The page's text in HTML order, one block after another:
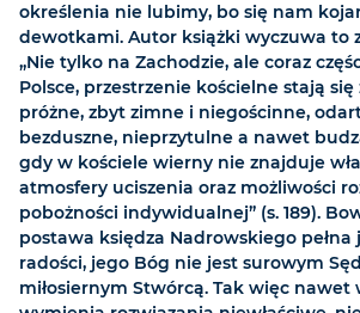
określenia nie lubimy, bo się nam
dewotkami. Autor książki wyczuwa to
„Nie tylko na Zachodzie, ale coraz
Polsce, przestrzenie kościelne stają
próżne, zbyt zimne i niegościnne,
bezduszne, nieprzytulne a nawet
gdy w kościele wierny nie znajduje
atmosfery uciszenia oraz możliwości
pobożności indywidualnej” (s. 189).
postawa księdza Nadrowskiego pełna
radości, jego Bóg nie jest surowym
miłosiernym Stwórcą. Tak więc nawet